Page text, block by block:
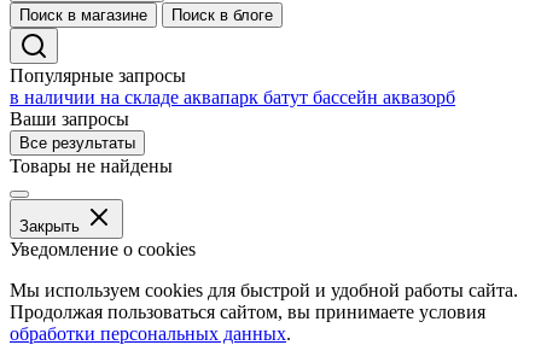
Поиск в магазине
Поиск в блоге
Популярные запросы
в наличии на складе аквапарк батут бассейн аквазорб
Ваши запросы
Все результаты
Товары не найдены
Закрыть
Уведомление о cookies
Мы используем cookies для быстрой и удобной работы сайта.
Продолжая пользоваться сайтом, вы принимаете условия
обработки персональных данных.